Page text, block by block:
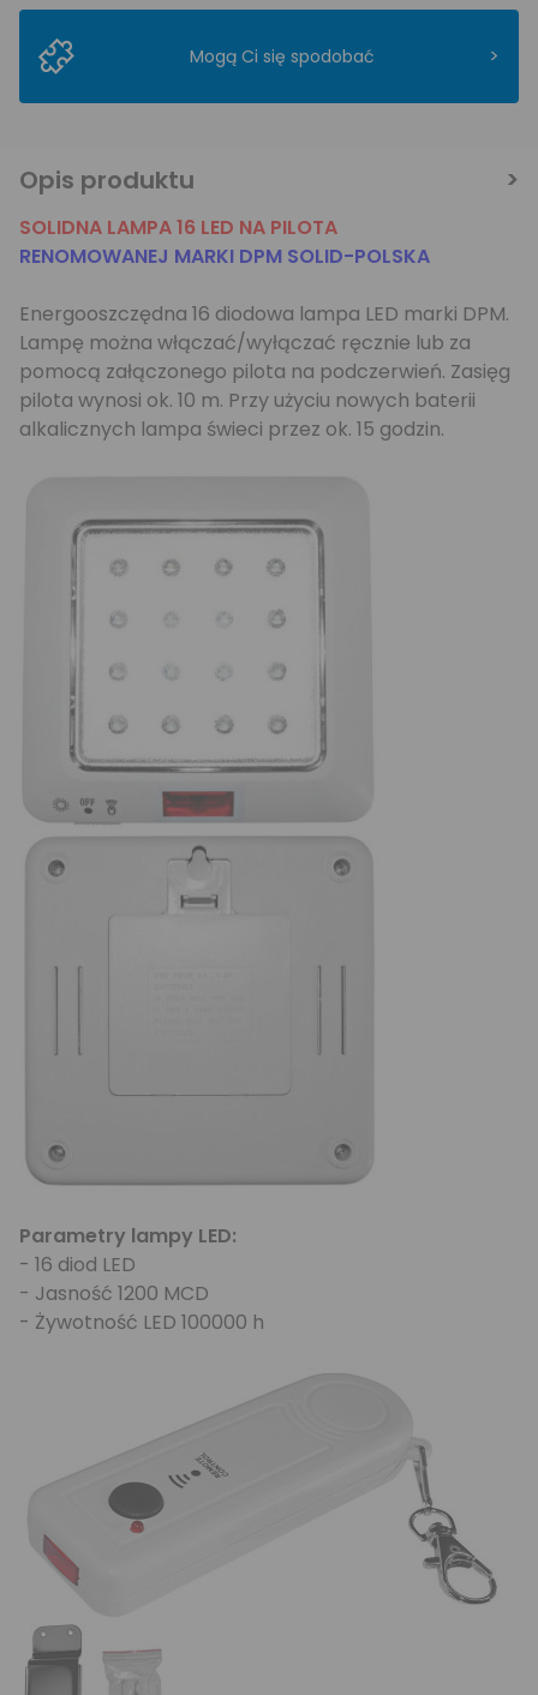
Mogą Ci się spodobać >
Opis produktu
SOLIDNA LAMPA 16 LED NA PILOTA
RENOMOWANEJ MARKI DPM SOLID-POLSKA
Energooszczędna 16 diodowa lampa LED marki DPM.
Lampę można włączać/wyłączać ręcznie lub za
pomocą załączonego pilota na podczerwień. Zasięg
pilota wynosi ok. 10 m. Przy użyciu nowych baterii
alkalicznych lampa świeci przez ok. 15 godzin.
Parametry lampy LED:
- 16 diod LED
- Jasność 1200 MCD
- Żywotność LED 100000 h